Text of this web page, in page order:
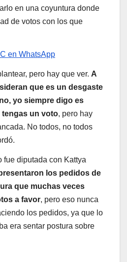
en una coyuntura donde
de votos con los que
en WhatsApp
pero hay que ver. A
que es un desgaste
yo siempre digo es
un voto, pero hay
No todos, no todos
fue diputada con Kattya
los pedidos de
que muchas veces
a favor, pero eso nunca
los pedidos, ya que lo
era sentar postura sobre